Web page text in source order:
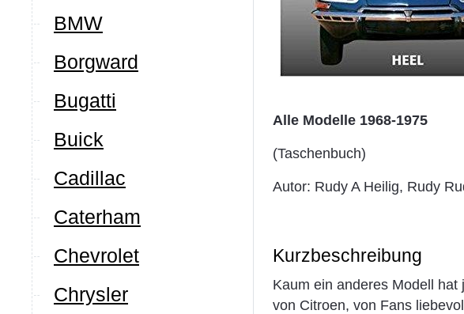
BMW
Borgward
Bugatti
Buick
Cadillac
Caterham
Chevrolet
Chrysler
Alle Modelle 1968-1975
(Taschenbuch)
Autor: Rudy A Heilig, Rudy
Kurzbeschreibung
Kaum ein anderes Modell
von Citroen, von Fans